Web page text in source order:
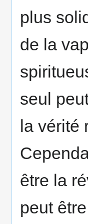
plus
de la
seul
la vérité
être la
peut